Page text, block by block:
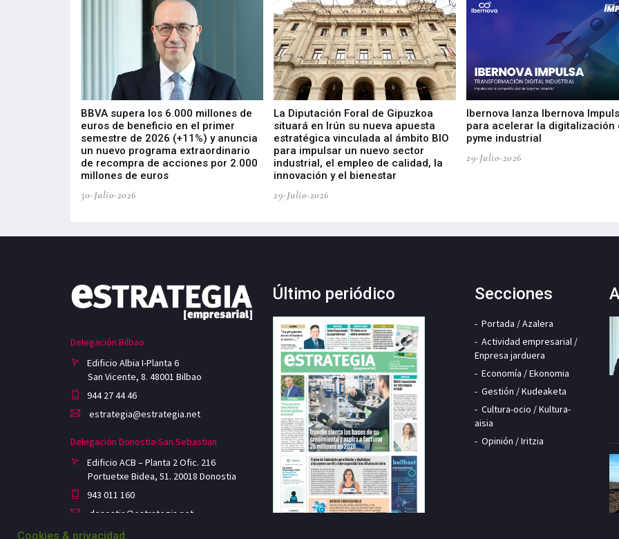
BBVA supera los 6.000 millones de
euros de beneficio en el primer
semestre de 2026 (+11%) y anuncia
un nuevo programa extraordinario
de recompra de acciones por 2.000
millones de euros
30-Julio-2026
La Diputación Foral de Gipuzkoa
situará en Irún su nueva apuesta
estratégica vinculada al ámbito BIO
para impulsar un nuevo sector
industrial, el empleo de calidad, la
innovación y el bienestar
29-Julio-2026
Ibernova lanza Ibernova
para acelerar la digitalización
pyme industrial
29-Julio-2026
Delegación Bilbao
Edificio Albia I-Planta 6
San Vicente, 8. 48001 Bilbao
944 27 44 46
estrategia@estrategia.net
Delegación Donostia-San Sebastian
Edificio ACB – Planta 2 Ofic. 216
Portuetxe Bidea, 51. 20018 Donostia
943 011 160
donostia@estrategia.net
Último periódico Secciones
Portada / Azalera
Actividad empresarial /
Enpresa jarduera
Economía / Ekonomia
Gestión / Kudeaketa
Cultura-ocio / Kultura-
aisia
Opinión / Iritzia
Cookies & privacidad